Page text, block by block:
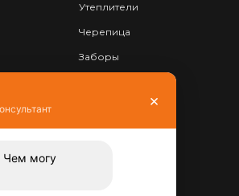
Утеплители
Черепица
Заборы
×
Чем могу